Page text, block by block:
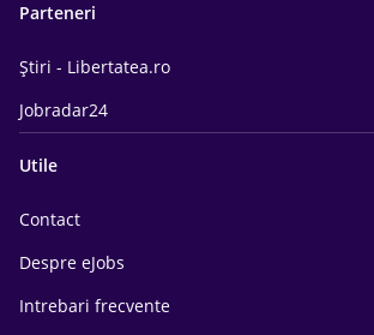
Parteneri
Știri - Libertatea.ro
Jobradar24
Utile
Contact
Despre eJobs
Intrebari frecvente